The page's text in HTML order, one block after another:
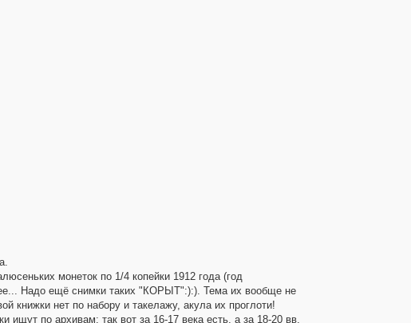
монеток по 1/4 копейки 1912 года (год
Надо ещё снимки таких "КОРЫТ":):). Тема их вообще не
книжки нет по набору и такелажу, акула их проглоти!
ищут по архивам: так вот за 16-17 века есть, а за 18-20 вв.